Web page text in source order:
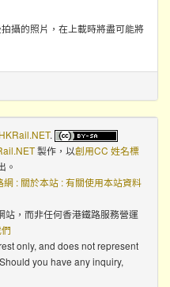
攝的照片，在上載時將盡可能將
.
製作，以創用CC 姓名標
。
網 : 關於本站 : 有關使用本站資料
，而非任何香港鐵路服務營運
only, and does not represent
you have any inquiry,